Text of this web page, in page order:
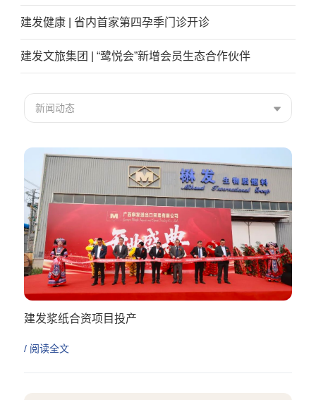
建发健康 | 省内首家第四孕季门诊开诊
建发文旅集团 | “鹭悦会”新增会员生态合作伙伴
新闻动态
建发浆纸合资项目投产
/ 阅读全文